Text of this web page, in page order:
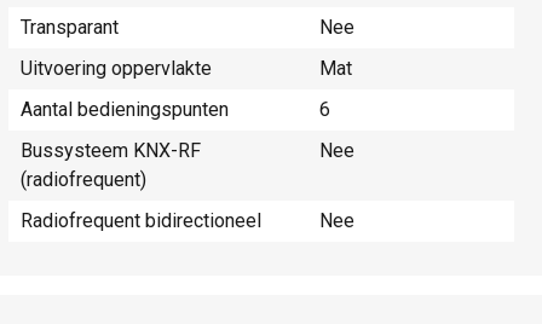
Transparant
Nee
Uitvoering oppervlakte
Mat
Aantal bedieningspunten
6
Bussysteem KNX-RF
(radiofrequent)
Nee
Radiofrequent bidirectioneel Nee